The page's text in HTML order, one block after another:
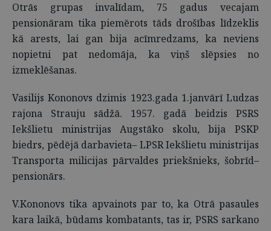
Otrās grupas invalīdam, 75 gadus vecajam
pensionāram tika piemērots tāds drošības līdzeklis
kā arests, lai gan bija acīmredzams, ka neviens
nopietni pat nedomāja, ka viņš slēpsies no
izmeklēšanas.
Vasilijs Kononovs dzimis 1923.gada 1.janvārī Ludzas
rajona Strauju sādžā. 1957. gadā beidzis PSRS
Iekšlietu ministrijas Augstāko skolu, bija PSKP
biedrs, pēdējā darbavieta– LPSR Iekšlietu ministrijas
Transporta milicijas pārvaldes priekšnieks, šobrīd–
pensionārs.
V.Kononovs tika apvainots par to, ka Otrā pasaules
kara laikā, būdams kombatants, tas ir, PSRS sarkano